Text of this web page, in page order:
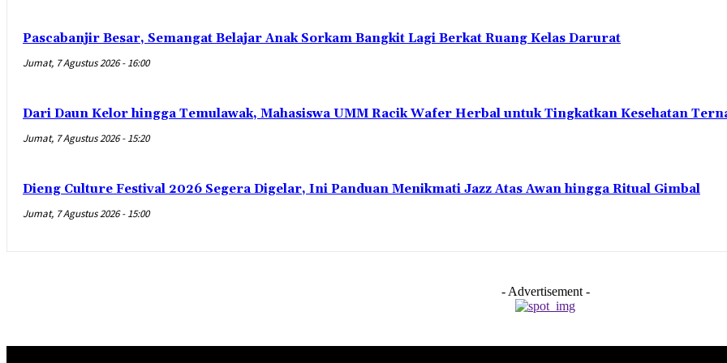
Pascabanjir Besar, Semangat Belajar Anak Sorkam Bangkit Lagi Berkat Ruang Kelas Darurat
Jumat, 7 Agustus 2026 - 16:00
Dari Daun Kelor hingga Temulawak, Mahasiswa UMM Racik Wafer Herbal untuk Tingkatkan Kesehatan
Jumat, 7 Agustus 2026 - 15:20
Dieng Culture Festival 2026 Segera Digelar, Ini Panduan Menikmati Jazz Atas Awan hingga Ritual Gimbal
Jumat, 7 Agustus 2026 - 15:00
- Advertisement -